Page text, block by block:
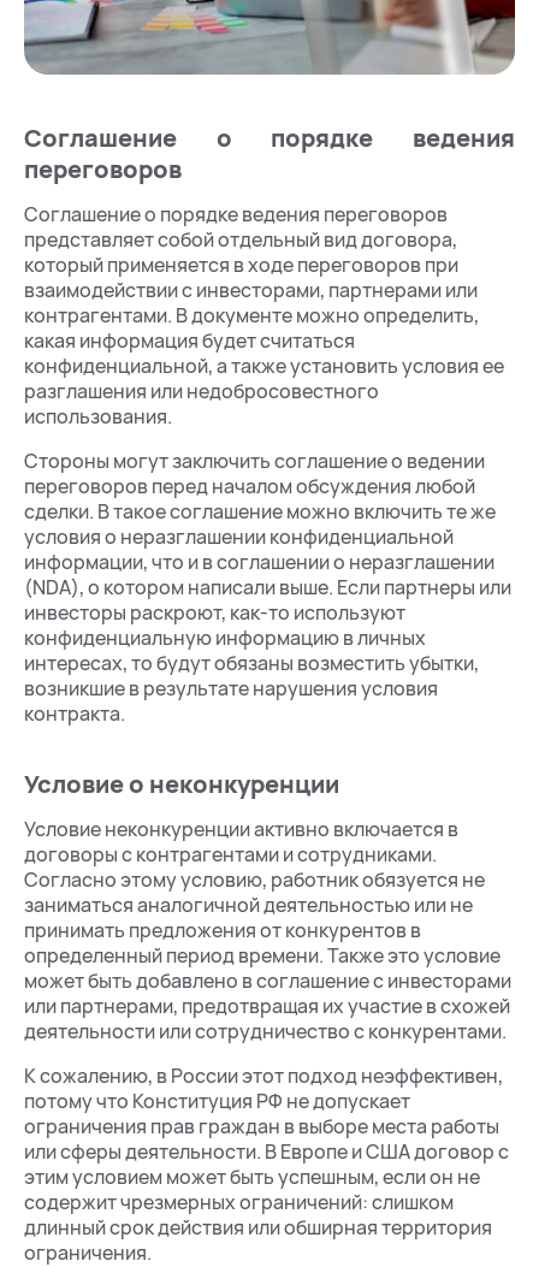
Соглашение о порядке ведения
переговоров
Соглашение о порядке ведения переговоров
представляет собой отдельный вид договора,
который применяется в ходе переговоров при
взаимодействии с инвесторами, партнерами или
контрагентами. В документе можно определить,
какая информация будет считаться
конфиденциальной, а также установить условия ее
разглашения или недобросовестного
использования.
Стороны могут заключить соглашение о ведении
переговоров перед началом обсуждения любой
сделки. В такое соглашение можно включить те же
условия о неразглашении конфиденциальной
информации, что и в соглашении о неразглашении
(NDA), о котором написали выше. Если партнеры или
инвесторы раскроют, как-то используют
конфиденциальную информацию в личных
интересах, то будут обязаны возместить убытки,
возникшие в результате нарушения условия
контракта.
Условие о неконкуренции
Условие неконкуренции активно включается в
договоры с контрагентами и сотрудниками.
Согласно этому условию, работник обязуется не
заниматься аналогичной деятельностью или не
принимать предложения от конкурентов в
определенный период времени. Также это условие
может быть добавлено в соглашение с инвесторами
или партнерами, предотвращая их участие в схожей
деятельности или сотрудничество с конкурентами.
К сожалению, в России этот подход неэффективен,
потому что Конституция РФ не допускает
ограничения прав граждан в выборе места работы
или сферы деятельности. В Европе и США договор с
этим условием может быть успешным, если он не
содержит чрезмерных ограничений: слишком
длинный срок действия или обширная территория
ограничения.